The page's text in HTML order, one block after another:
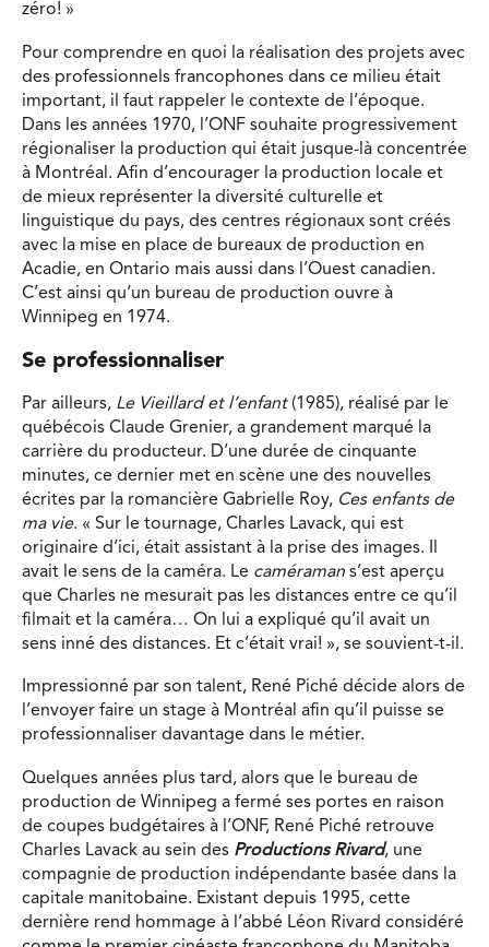
zéro! »
Pour comprendre en quoi la réalisation des projets avec
des professionnels francophones dans ce milieu était
important, il faut rappeler le contexte de l’époque.
Dans les années 1970, l’ONF souhaite progressivement
régionaliser la production qui était jusque-là concentrée
à Montréal. Afin d’encourager la production locale et
de mieux représenter la diversité culturelle et
linguistique du pays, des centres régionaux sont créés
avec la mise en place de bureaux de production en
Acadie, en Ontario mais aussi dans l’Ouest canadien.
C’est ainsi qu’un bureau de production ouvre à
Winnipeg en 1974.
Se professionnaliser
Par ailleurs, Le Vieillard et l’enfant(1985), réalisé par le
québécois Claude Grenier, a grandement marqué la
carrière du producteur. D’une durée de cinquante
minutes, ce dernier met en scène une des nouvelles
écrites par la romancière Gabrielle Roy, Ces enfants de
ma vie. « Sur le tournage, Charles Lavack, qui est
originaire d’ici, était assistant à la prise des images. Il
avait le sens de la caméra. Le caméraman s’est aperçu
que Charles ne mesurait pas les distances entre ce qu’il
filmait et la caméra… On lui a expliqué qu’il avait un
sens inné des distances. Et c’était vrai! », se souvient-t-il.
Impressionné par son talent, René Piché décide alors de
l’envoyer faire un stage à Montréal afin qu’il puisse se
professionnaliser davantage dans le métier.
Quelques années plus tard, alors que le bureau de
production de Winnipeg a fermé ses portes en raison
de coupes budgétaires à l’ONF, René Piché retrouve
Charles Lavack au sein des Productions Rivard, une
compagnie de production indépendante basée dans la
capitale manitobaine. Existant depuis 1995, cette
dernière rend hommage à l’abbé Léon Rivard considéré